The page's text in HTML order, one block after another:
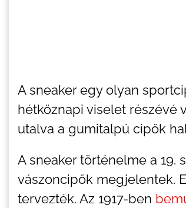
A sneaker egy olyan
hétköznapi viselet részévé
utalva a gumitalpú cipők
A sneaker történelme a 19.
vászoncipők megjelentek.
tervezték. Az 1917-ben